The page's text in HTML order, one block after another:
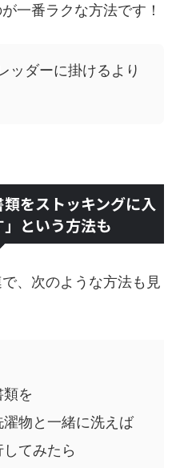
一番ラクな方法です！
ッダーに掛けるより
をストッキングに入
という方法も
、次のような方法も見
を
物と一緒に洗えば
てみたら